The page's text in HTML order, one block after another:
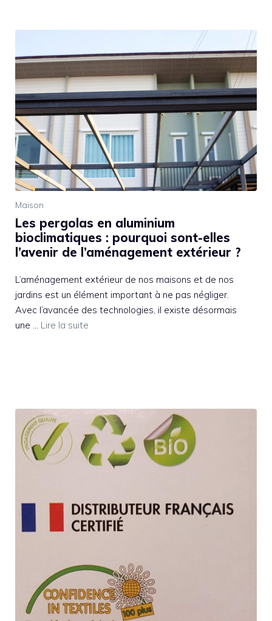
Maison
Les pergolas en aluminium
bioclimatiques : pourquoi sont-elles
l’avenir de l’aménagement extérieur ?
L’aménagement extérieur de nos maisons et de nos
jardins est un élément important à ne pas négliger.
Avec l’avancée des technologies, il existe désormais
une … Lire la suite